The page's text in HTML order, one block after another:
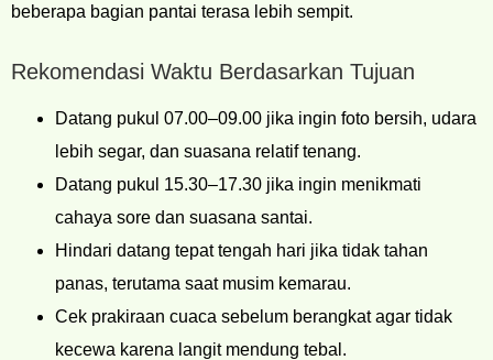
beberapa bagian pantai terasa lebih sempit.
Rekomendasi Waktu Berdasarkan Tujuan
Datang pukul 07.00–09.00 jika ingin foto bersih, udara
lebih segar, dan suasana relatif tenang.
Datang pukul 15.30–17.30 jika ingin menikmati
cahaya sore dan suasana santai.
Hindari datang tepat tengah hari jika tidak tahan
panas, terutama saat musim kemarau.
Cek prakiraan cuaca sebelum berangkat agar tidak
kecewa karena langit mendung tebal.